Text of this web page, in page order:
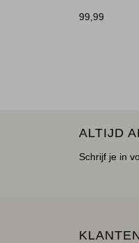
99,99
ALTIJD
Schrijf je in